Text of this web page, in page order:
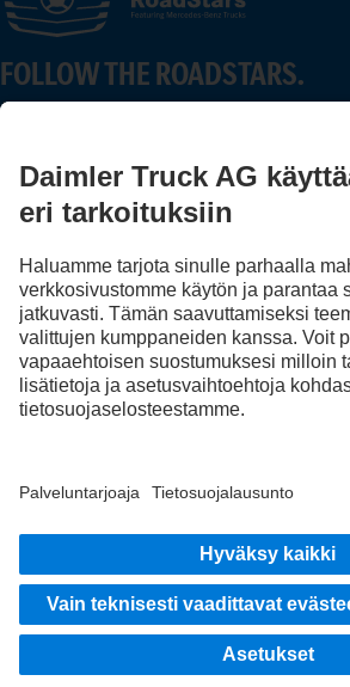
FOLLOW THE ROADSTARS.
Jaa kokemuksesi muiden kuorma-
Nouse kyytiin
Julkaisija
Tietosuoja
Sopimus- ja käyttöehdot
Tietosuoja Vikatilannepalvelu
Muita tietosuojaohjeita
Käyttöehdot
© 2026 Daimler Truck AG. Kaikki oikeudet pidätetään.